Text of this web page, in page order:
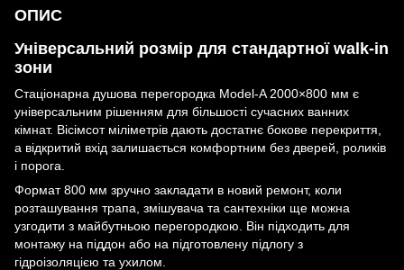
ОПИС
Універсальний розмір для стандартної walk-in
зони
Стаціонарна душова перегородка Model-A 2000×800 мм є
універсальним рішенням для більшості сучасних ванних
кімнат. Вісімсот міліметрів дають достатнє бокове перекриття,
а відкритий вхід залишається комфортним без дверей, роликів
і порога.
Формат 800 мм зручно закладати в новий ремонт, коли
розташування трапа, змішувача та сантехніки ще можна
узгодити з майбутньою перегородкою. Він підходить для
монтажу на піддон або на підготовлену підлогу з
гідроізоляцією та ухилом.